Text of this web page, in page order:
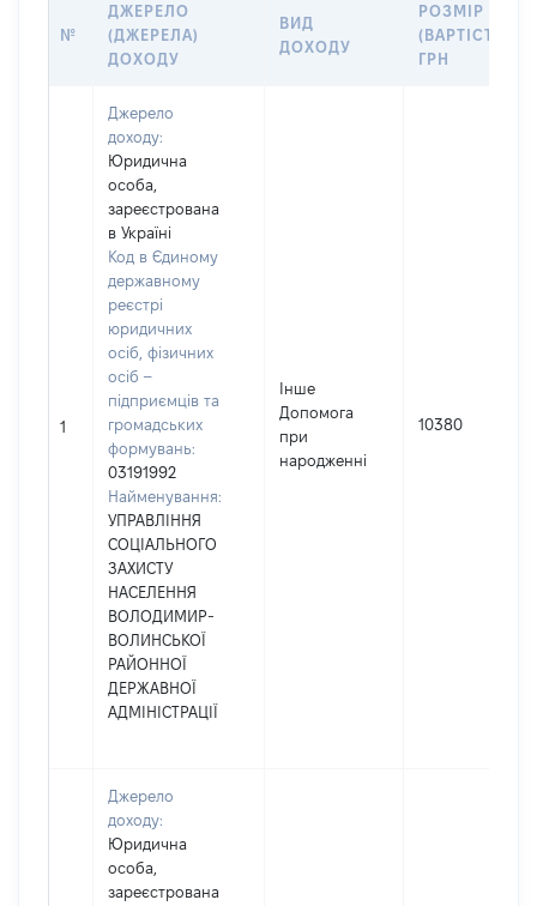
№
ДЖЕРЕЛО
(ДЖЕРЕЛА)
ДОХОДУ
ВИД
ДОХОДУ
РОЗМІР
(ВАРТІСТЬ),
ГРН
1
Джерело
доходу:
Юридична
особа,
зареєстрована
в Україні
Код в Єдиному
державному
реєстрі
юридичних
осіб, фізичних
осіб –
підприємців та
громадських
формувань:
03191992
Найменування:
УПРАВЛІННЯ
СОЦІАЛЬНОГО
ЗАХИСТУ
НАСЕЛЕННЯ
ВОЛОДИМИР-
ВОЛИНСЬКОЇ
РАЙОННОЇ
ДЕРЖАВНОЇ
АДМІНІСТРАЦІЇ
Інше
Допомога
при
народженні
10380
Джерело
доходу:
Юридична
особа,
зареєстрована